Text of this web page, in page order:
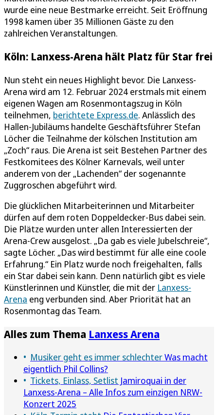
wurde eine neue Bestmarke erreicht. Seit Eröffnung
1998 kamen über 35 Millionen Gäste zu den
zahlreichen Veranstaltungen.
Köln: Lanxess-Arena hält Platz für Star frei
Nun steht ein neues Highlight bevor. Die Lanxess-
Arena wird am 12. Februar 2024 erstmals mit einem
eigenen Wagen am Rosenmontagszug in Köln
teilnehmen, berichtete Express.de. Anlässlich des
Hallen-Jubiläums handelte Geschäftsführer Stefan
Löcher die Teilnahme der kölschen Institution am
„Zoch“ raus. Die Arena ist seit Bestehen Partner des
Festkomitees des Kölner Karnevals, weil unter
anderem von der „Lachenden“ der sogenannte
Zuggroschen abgeführt wird.
Die glücklichen Mitarbeiterinnen und Mitarbeiter
dürfen auf dem roten Doppeldecker-Bus dabei sein.
Die Plätze wurden unter allen Interessierten der
Arena-Crew ausgelost. „Da gab es viele Jubelschreie“,
sagte Löcher. „Das wird bestimmt für alle eine coole
Erfahrung.“ Ein Platz wurde noch freigehalten, falls
ein Star dabei sein kann. Denn natürlich gibt es viele
Künstlerinnen und Künstler, die mit der Lanxess-
Arena eng verbunden sind. Aber Priorität hat an
Rosenmontag das Team.
Alles zum Thema Lanxess Arena
Musiker geht es immer schlechterWas macht
eigentlich Phil Collins?
Tickets, Einlass, Setlist Jamiroquai in der
Lanxess-Arena – Alle Infos zum einzigen NRW-
Konzert 2025